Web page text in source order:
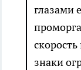
глазами
знаки